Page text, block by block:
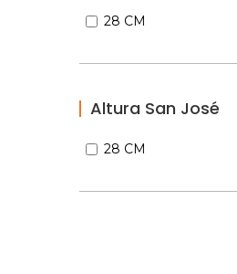
28 CM
Altura San José
28 CM